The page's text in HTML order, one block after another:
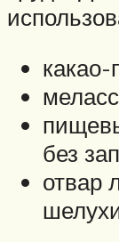
без
отвар